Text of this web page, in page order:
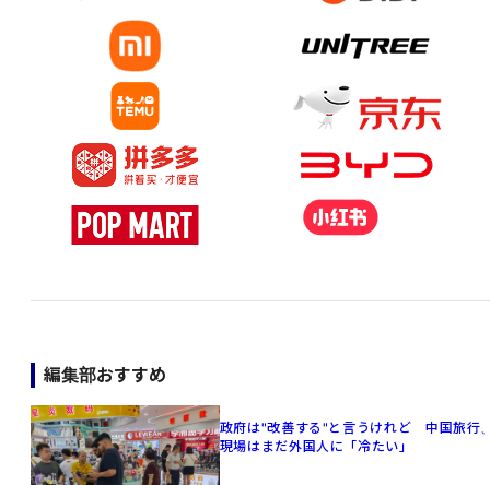
編集部おすすめ
政府は"改善する"と言うけれど 中国旅行
現場はまだ外国人に「冷たい」